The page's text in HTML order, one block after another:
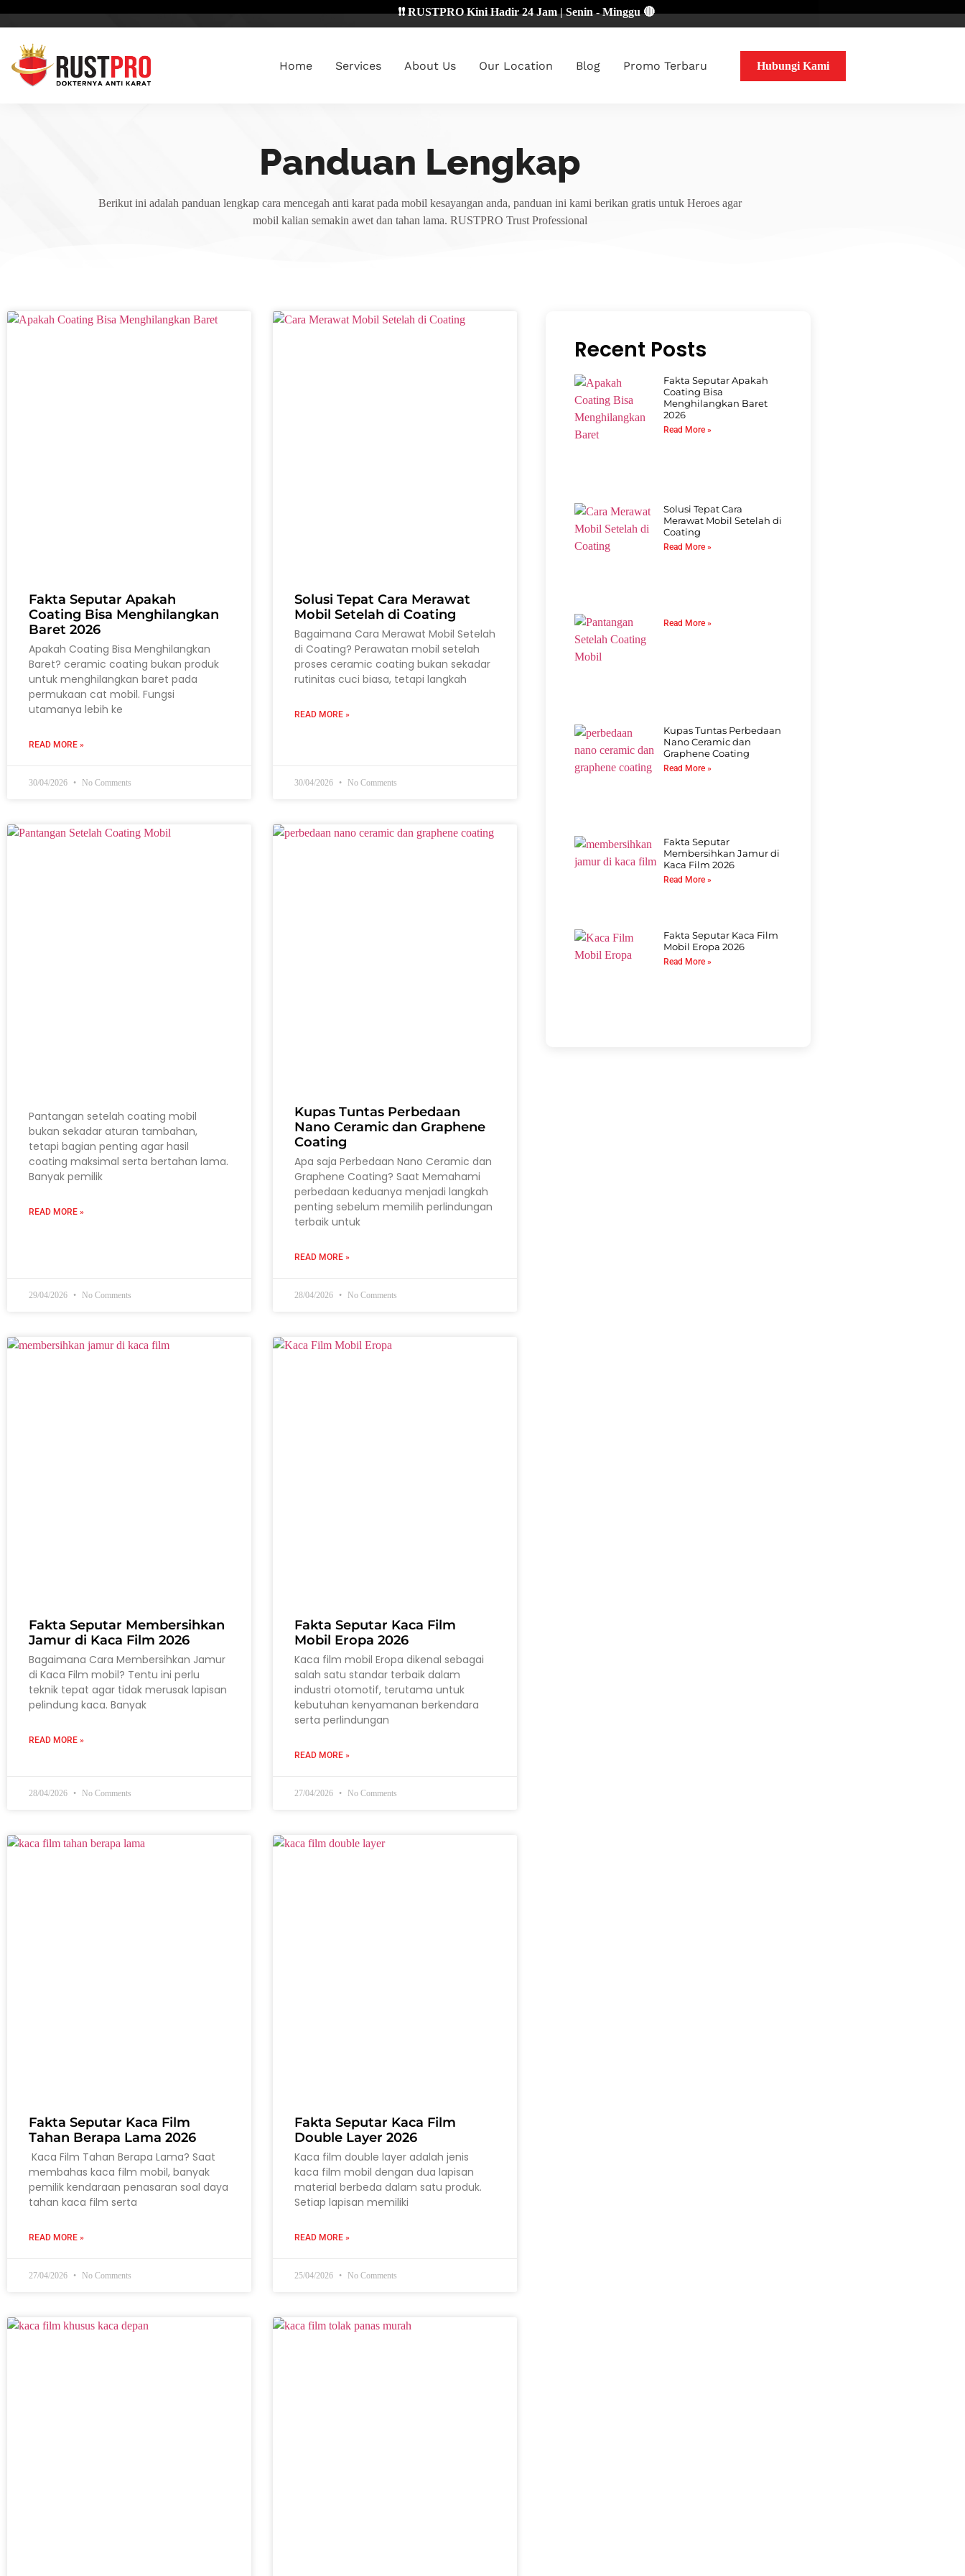
❗❗ RUSTPRO Kini Hadir 24 Jam | Senin - Minggu 🔴
Home Services About Us Our Location Blog Promo Terbaru Hubungi Kami
Panduan Lengkap
Berikut ini adalah panduan lengkap cara mencegah anti karat pada mobil kesayangan anda, panduan ini kami berikan gratis untuk Heroes agar
mobil kalian semakin awet dan tahan lama. RUSTPRO Trust Professional
Fakta Seputar Apakah
Coating Bisa Menghilangkan
Baret 2026
Apakah Coating Bisa Menghilangkan
Baret? ceramic coating bukan produk
untuk menghilangkan baret pada
permukaan cat mobil. Fungsi
utamanya lebih ke
READ MORE »
30/04/2026 No Comments
Solusi Tepat Cara Merawat
Mobil Setelah di Coating
Bagaimana Cara Merawat Mobil Setelah
di Coating? Perawatan mobil setelah
proses ceramic coating bukan sekadar
rutinitas cuci biasa, tetapi langkah
READ MORE »
30/04/2026 No Comments
Pantangan setelah coating mobil
bukan sekadar aturan tambahan,
tetapi bagian penting agar hasil
coating maksimal serta bertahan lama.
Banyak pemilik
READ MORE »
29/04/2026 No Comments
Kupas Tuntas Perbedaan
Nano Ceramic dan Graphene
Coating
Apa saja Perbedaan Nano Ceramic dan
Graphene Coating? Saat Memahami
perbedaan keduanya menjadi langkah
penting sebelum memilih perlindungan
terbaik untuk
READ MORE »
28/04/2026 No Comments
Fakta Seputar Membersihkan
Jamur di Kaca Film 2026
Bagaimana Cara Membersihkan Jamur
di Kaca Film mobil? Tentu ini perlu
teknik tepat agar tidak merusak lapisan
pelindung kaca. Banyak
READ MORE »
28/04/2026 No Comments
Fakta Seputar Kaca Film
Mobil Eropa 2026
Kaca film mobil Eropa dikenal sebagai
salah satu standar terbaik dalam
industri otomotif, terutama untuk
kebutuhan kenyamanan berkendara
serta perlindungan
READ MORE »
27/04/2026 No Comments
Fakta Seputar Kaca Film
Tahan Berapa Lama 2026
Kaca Film Tahan Berapa Lama? Saat
membahas kaca film mobil, banyak
pemilik kendaraan penasaran soal daya
tahan kaca film serta
READ MORE »
27/04/2026 No Comments
Fakta Seputar Kaca Film
Double Layer 2026
Kaca film double layer adalah jenis
kaca film mobil dengan dua lapisan
material berbeda dalam satu produk.
Setiap lapisan memiliki
READ MORE »
25/04/2026 No Comments
Recent Posts
Fakta Seputar Apakah
Coating Bisa
Menghilangkan Baret
2026
Read More »
Solusi Tepat Cara
Merawat Mobil Setelah di
Coating
Read More »
Read More »
Kupas Tuntas Perbedaan
Nano Ceramic dan
Graphene Coating
Read More »
Fakta Seputar
Membersihkan Jamur di
Kaca Film 2026
Read More »
Fakta Seputar Kaca Film
Mobil Eropa 2026
Read More »